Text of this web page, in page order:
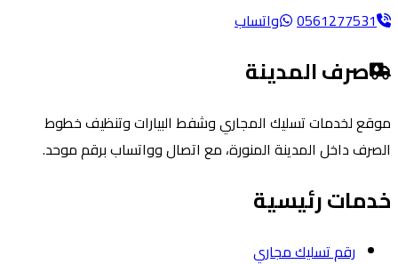
واتساب
صرف المدينة
لخدمات تسليك المجاري وشفط البيارات وتنظيف خطوط
داخل المدينة المنورة، مع اتصال وواتساب برقم موحد.
رئيسية
رقم تسليك مجاري